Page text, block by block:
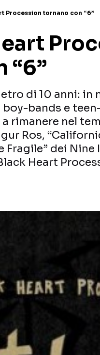
Procession tornano con “6”
“6”
di 10 anni: in
bands e
rimanere nel
Ros,
Fragile” dei Nine
Heart